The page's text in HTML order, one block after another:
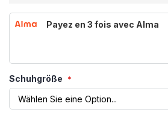
Payez en 3 fois avec Alma
Schuhgröße